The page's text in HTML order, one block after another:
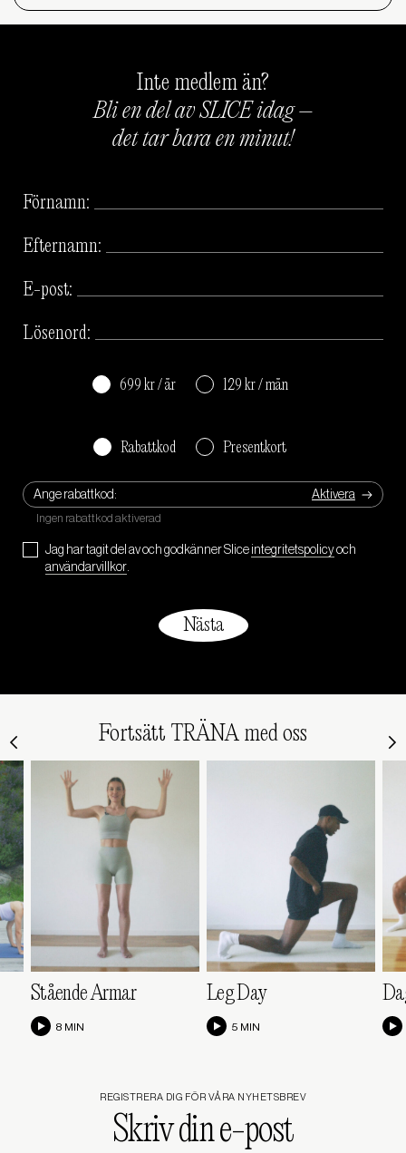
Inte medlem än?
Bli en del av SLICE idag –
det tar bara en minut!
Förnamn:
Efternamn:
E-post:
Lösenord:
699 kr / år 129 kr / mån
Rabattkod Presentkort
Ange rabattkod:
Jag har tagit del av och godkänner Slice integritetspolicyoch
användarvillkor
Fortsätt TRÄNA med oss
Stående Armar
8 MIN
Leg Day
5 MIN
REGISTRERA DIG FÖR VÅRA NYHETSBREV
din